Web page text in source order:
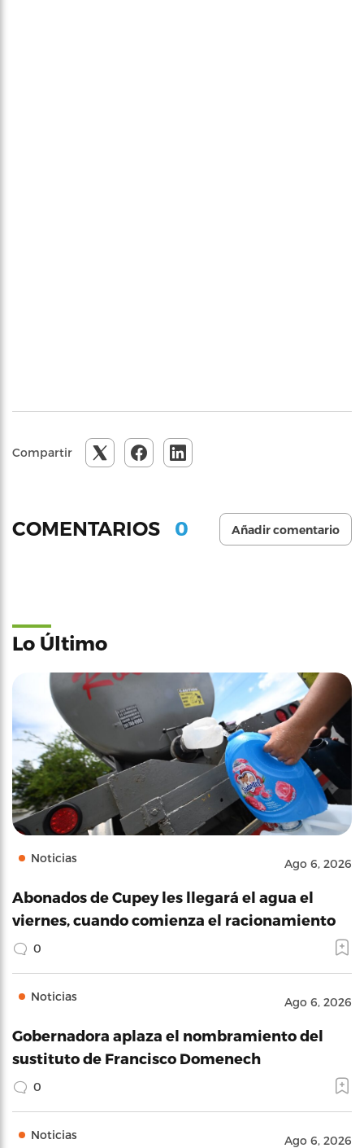
Compartir
COMENTARIOS 0 Añadir comentario
Lo Último
Noticias Ago 6, 2026
Abonados de Cupey les llegará el agua el
viernes, cuando comienza el racionamiento
0
Noticias Ago 6, 2026
Gobernadora aplaza el nombramiento del
sustituto de Francisco Domenech
0
Noticias Ago 6, 2026